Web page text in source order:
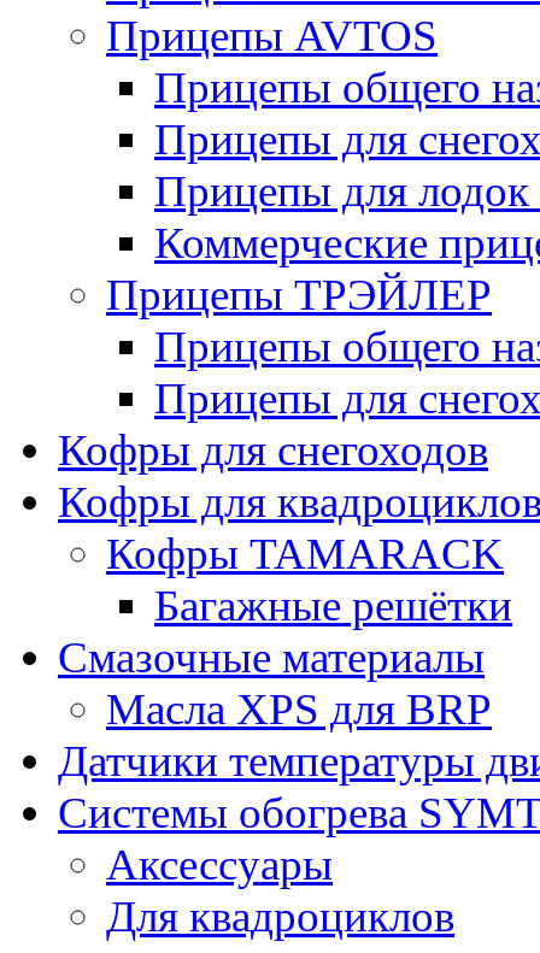
Прицепы AVTOS
Прицепы общего
Прицепы для
Прицепы для лодок
Коммерческие
Прицепы ТРЭЙЛЕР
Прицепы общего
Прицепы для
Кофры для снегоходов
Кофры для
Кофры TAMARACK
Багажные решётки
Смазочные материалы
Масла XPS для BRP
Датчики температуры
Системы обогрева
Аксессуары
Для квадроциклов